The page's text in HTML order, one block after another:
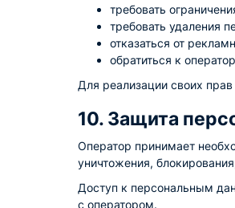
требовать
требовать удаления
отказаться от
обратиться к
Для реализации своих
10. Защита
Оператор принимает
уничтожения,
Доступ к персональным
с оператором.